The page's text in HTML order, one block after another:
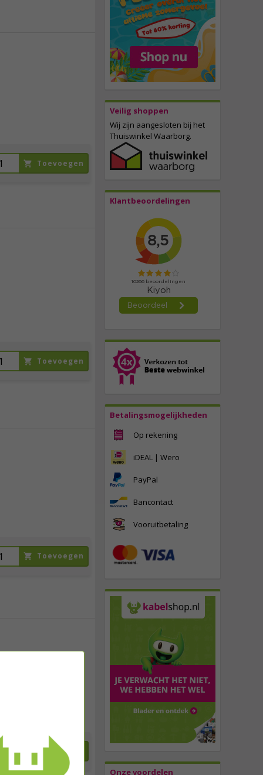
Veilig shoppen
Wij zijn aangesloten bij het
Thuiswinkel Waarborg.
Klantbeoordelingen
Betalingsmogelijkheden
Op rekening
iDEAL | Wero
PayPal
Bancontact
Vooruitbetaling
Onze voordelen
Toevoegen
Toevoegen
Toevoegen
24,95
Toevoegen